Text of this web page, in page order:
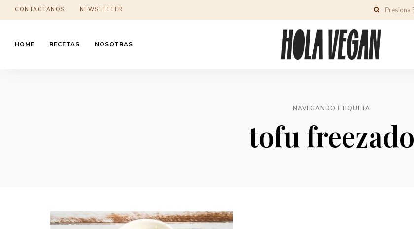
CONTACTANOS NEWSLETTER
HOME RECETAS NOSOTRAS
NAVEGANDO ETIQUETA
tofu freezado